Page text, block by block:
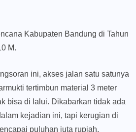
Kabupaten Bandung di Tahun
M.
ini, akses jalan satu satunya
tertimbun material 3 meter
bisa di lalui. Dikabarkan tidak ada
kejadian ini, tapi kerugian di
puluhan juta rupiah.